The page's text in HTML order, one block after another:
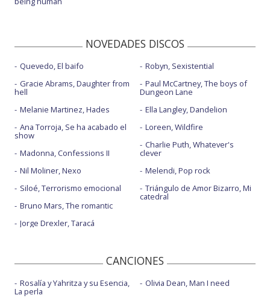
NOVEDADES DISCOS
Quevedo, El baifo
Gracie Abrams, Daughter from
hell
Melanie Martinez, Hades
Ana Torroja, Se ha acabado el
show
Madonna, Confessions II
Nil Moliner, Nexo
Siloé, Terrorismo emocional
Bruno Mars, The romantic
Jorge Drexler, Taracá
Robyn, Sexistential
Paul McCartney, The boys of
Dungeon Lane
Ella Langley, Dandelion
Loreen, Wildfire
Charlie Puth, Whatever's
clever
Melendi, Pop rock
Triángulo de Amor Bizarro, Mi
catedral
CANCIONES
Rosalía y Yahritza y su Esencia,
La perla
Olivia Dean, Man I need